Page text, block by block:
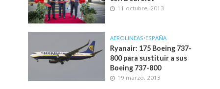
11 octubre, 2013
AEROLINEAS•ESPAÑA
Ryanair: 175 Boeing 737-
800 para sustituir a sus
Boeing 737-800
19 marzo, 2013